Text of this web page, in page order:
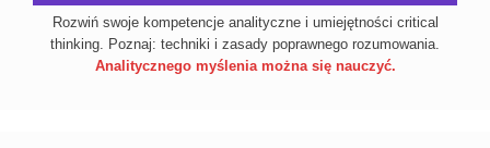
Rozwiń swoje kompetencje analityczne i umiejętności critical
thinking. Poznaj: techniki i zasady poprawnego rozumowania.
Analitycznego myślenia można się nauczyć.